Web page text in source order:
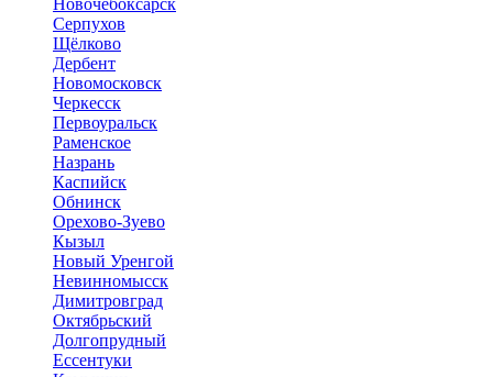
Новочебоксарск
Серпухов
Щёлково
Дербент
Новомосковск
Черкесск
Первоуральск
Раменское
Назрань
Каспийск
Обнинск
Орехово-Зуево
Кызыл
Новый Уренгой
Невинномысск
Димитровград
Октябрьский
Долгопрудный
Ессентуки